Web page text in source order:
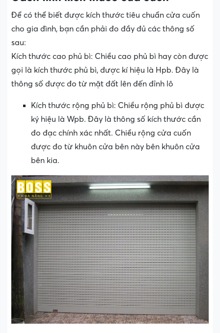
Để có thể biết được kích thước tiêu chuẩn cửa cuốn
cho gia đình, bạn cần phải đo đầy đủ các thông số
sau:
Kích thước cao phủ bì: Chiều cao phủ bì hay còn được
gọi là kích thước phủ bì, được kí hiệu là Hpb. Đây là
thông số được đo từ mặt đất lên đến đỉnh lô
Kích thước rộng phủ bì: Chiều rộng phủ bì được
ký hiệu là Wpb. Đây là thông số kích thước cần
đo đạc chính xác nhất. Chiều rộng cửa cuốn
được đo từ khuôn cửa bên này bên khuôn cửa
bên kia.